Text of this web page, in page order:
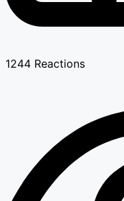
1244 Reactions